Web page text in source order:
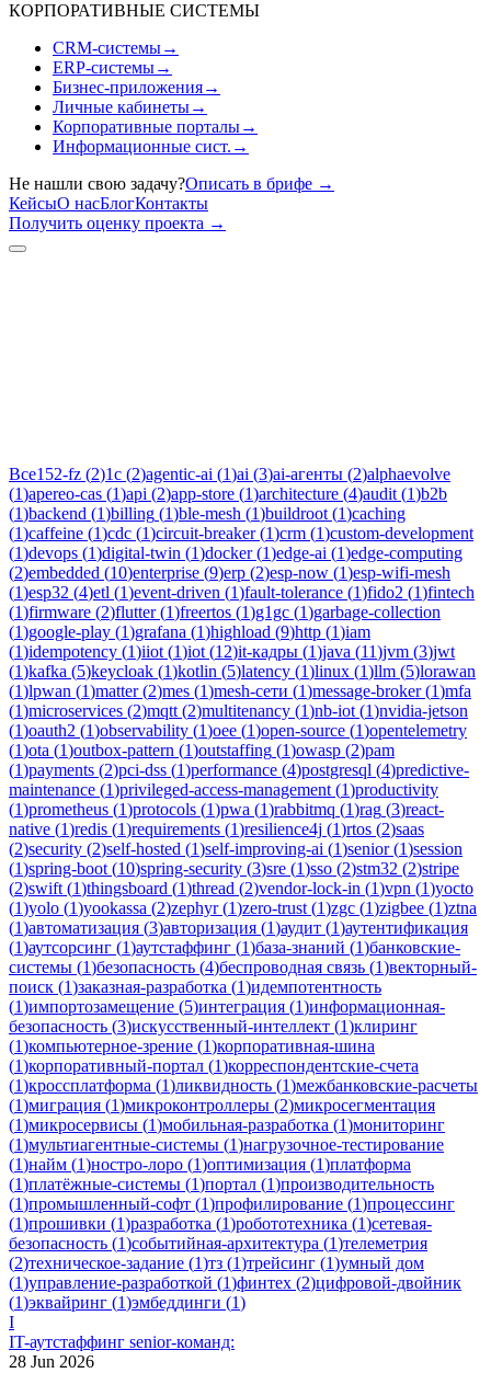
КОРПОРАТИВНЫЕ СИСТЕМЫ
CRM-системы→
ERP-системы→
Бизнес-приложения→
Личные кабинеты→
Корпоративные порталы→
Информационные сист. →
Не нашли свою задачу?Описать в брифе →
КейсыО насБлогКонтакты
Получить оценку проекта →
Все152-fz (2)1c (2)agentic-ai (1)ai (3)ai-агенты (2)alphaevolve
(1)apereo-cas (1)api (2)app-store (1)architecture (4)audit (1)b2b
(1)backend (1)billing (1)ble-mesh (1)buildroot (1)caching
(1)caffeine (1)cdc (1)circuit-breaker(1)crm (1)custom-development
(1)devops (1)digital-twin (1)docker(1)edge-ai (1)edge-computing
(2)embedded (10)enterprise (9)erp (2)esp-now (1)esp-wifi-mesh
(1)esp32 (4)etl (1)event-driven (1)fault-tolerance (1)fido2 (1)fintech
(1)firmware (2)flutter(1)freertos (1)g1gc (1)garbage-collection
(1)google-play (1)grafana (1)highload (9)http (1)iam
(1)idempotency (1)iiot (1)iot (12)it-кадры (1)java (11)jvm (3)jwt
(1)kafka (5)keycloak (1)kotlin (5)latency (1)linux (1)llm (5)lorawan
(1)lpwan (1)matter(2)mes (1)mesh-сети (1)message-broker(1)mfa
(1)microservices (2)mqtt (2)multitenancy (1)nb-iot (1)nvidia-jetson
(1)oauth2 (1)observability (1)oee (1)open-source (1)opentelemetry
(1)ota (1)outbox-pattern (1)outstaffing (1)owasp (2)pam
(1)payments (2)pci-dss (1)performance (4)postgresql (4)predictive-
maintenance (1)privileged-access-management (1)productivity
(1)prometheus (1)protocols (1)pwa (1)rabbitmq (1)rag (3)react-
native (1)redis (1)requirements (1)resilience4j (1)rtos (2)saas
(2)security (2)self-hosted (1)self-improving-ai (1)senior(1)session
(1)spring-boot (10)spring-security (3)sre (1)sso (2)stm32 (2)stripe
(2)swift (1)thingsboard (1)thread (2)vendor-lock-in (1)vpn (1)yocto
(1)yolo (1)yookassa (2)zephyr(1)zero-trust (1)zgc (1)zigbee (1)ztna
(1)автоматизация (3)авторизация (1)аудит (1)аутентификация
(1)аутсорсинг (1)аутстаффинг (1)база-знаний (1)банковские-
системы (1)безопасность (4)беспроводная связь (1)векторный-
поиск (1)заказная-разработка (1)идемпотентность
(1)импортозамещение (5)интеграция (1)информационная-
безопасность (3)искусственный-интеллект (1)клиринг
(1)компьютерное-зрение (1)корпоративная-шина
(1)корпоративный-портал (1)корреспондентские-счета
(1)кроссплатформа (1)ликвидность (1)межбанковские-расчеты
(1)миграция (1)микроконтроллеры (2)микросегментация
(1)микросервисы (1)мобильная-разработка (1)мониторинг
(1)мультиагентные-системы (1)нагрузочное-тестирование
(1)найм (1)ностро-лоро (1)оптимизация (1)платформа
(1)платёжные-системы (1)портал (1)производительность
(1)промышленный-софт (1)профилирование (1)процессинг
(1)прошивки (1)разработка (1)робототехника (1)сетевая-
безопасность (1)событийная-архитектура (1)телеметрия
(2)техническое-задание (1)тз (1)трейсинг (1)умный дом
(1)управление-разработкой (1)финтех (2)цифровой-двойник
(1)эквайринг (1)эмбеддинги (1)
I
IT-аутстаффинг senior-команд:
28 Jun 2026